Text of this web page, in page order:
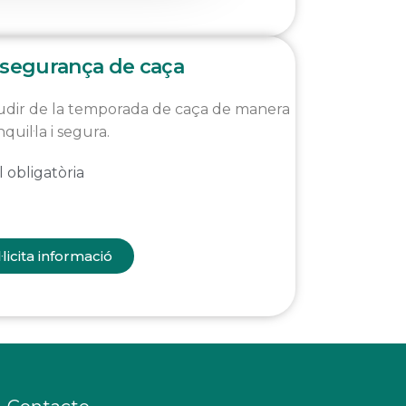
de caça
de la temporada de caça de manera
i segura.
obligatòria
informació